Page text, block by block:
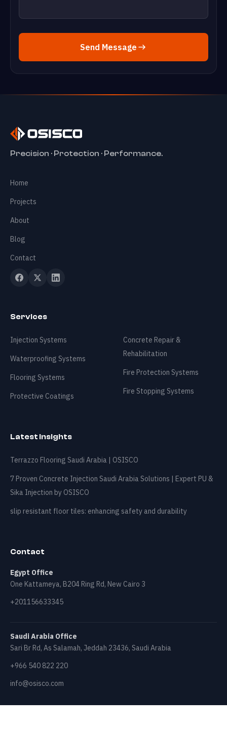
Send Message
Services
About
Contact
info@osisco.com
✕
Precision · Protection · Performance.
Home
Projects
About
Blog
Contact
Services
Injection Systems
Waterproofing Systems
Flooring Systems
Protective Coatings
Concrete Repair &
Rehabilitation
Fire Protection Systems
Fire Stopping Systems
Latest Insights
Terrazzo Flooring Saudi Arabia | OSISCO
7 Proven Concrete Injection Saudi Arabia Solutions | Expert PU &
Sika Injection by OSISCO
slip resistant floor tiles: enhancing safety and durability
Contact
Egypt Office
One Kattameya, B204 Ring Rd, New Cairo 3
+201156633345
Saudi Arabia Office
Sari Br Rd, As Salamah, Jeddah 23436, Saudi Arabia
+966 540 822 220
info@osisco.com